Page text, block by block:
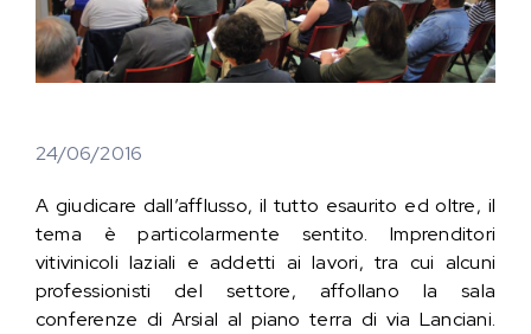
24/06/2016
A giudicare dall’afflusso, il tutto esaurito ed oltre, il
tema è particolarmente sentito. Imprenditori
vitivinicoli laziali e addetti ai lavori, tra cui alcuni
professionisti del settore, affollano la sala
conferenze di Arsial al piano terra di via Lanciani.